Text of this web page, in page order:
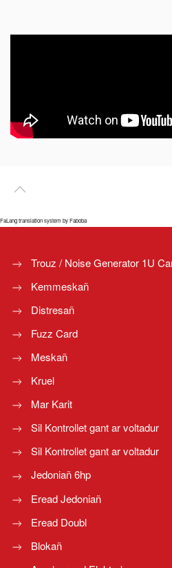
FaLang translation system by Faboba
Trouz / Noise Generator 1U
Kemmeskañ
Distresañ
Fuzz Card
Meskañ
Kruel
Mar Karit
Sil Kontrollet gant ar voltadur
Sil Kontrollet gant ar voltadur
Jedoniañ 6hp
Eread Jedoniañ
Eread Doubl
Blokañ